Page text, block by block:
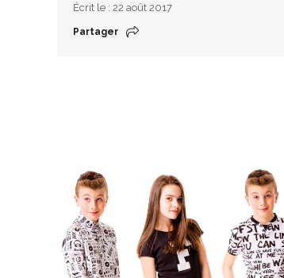
Écrit le : 22 août 2017
Partager